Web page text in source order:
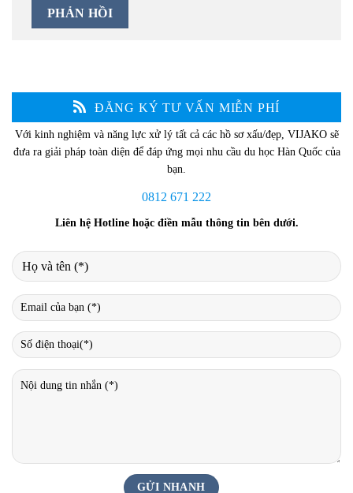
ĐĂNG KÝ TƯ VẤN MIỄN PHÍ
Với kinh nghiệm và năng lực xử lý tất cả các hồ sơ xấu/đẹp, VIJAKO sẽ
đưa ra giải pháp toàn diện để đáp ứng mọi nhu cầu du học Hàn Quốc của
bạn.
0812 671 222
Liên hệ Hotline hoặc điền mẫu thông tin bên dưới.